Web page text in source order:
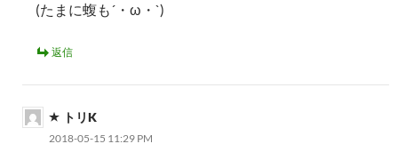
(たまに蝮も´・ω・`)
返信
トリK
2018-05-15 11:29 PM